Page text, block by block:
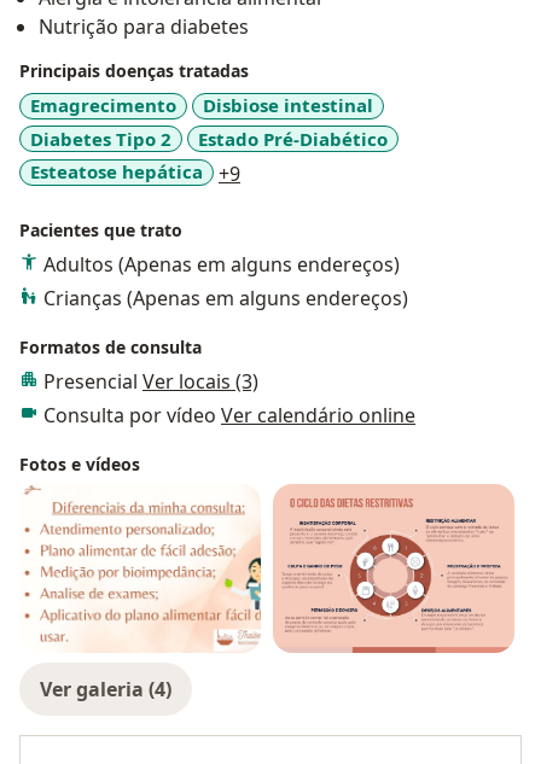
Nutrição para diabetes
Principais doenças tratadas
Emagrecimento
Disbiose intestinal
Diabetes Tipo 2
Estado Pré-Diabético
Esteatose hepática
+9a11y_sr_more_diseases
Pacientes que trato
Adultos (Apenas em alguns endereços)
Crianças (Apenas em alguns endereços)
Formatos de consulta
Presencial Ver locais (3)
Consulta por vídeo Ver calendário online
Fotos e vídeos
Ver galeria (4)